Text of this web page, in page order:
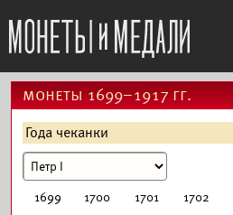
монеты 1699–1917 гг.
Года чеканки
1699 1700 1701 1702